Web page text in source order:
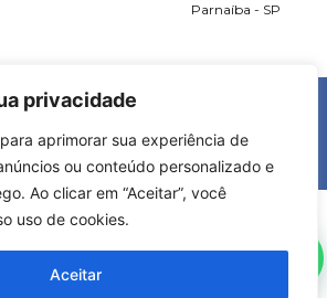
privacidade
aprimorar sua experiência de
ou conteúdo personalizado e
Ao clicar em “Aceitar”, você
uso de cookies.
Aceitar
Parnaíba - SP
TODOS OS DIREITOS RESERVADOS.
MKT FLOW |SPHEREA